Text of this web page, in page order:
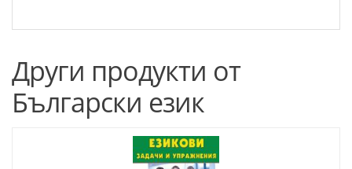
Други продукти от
Български език